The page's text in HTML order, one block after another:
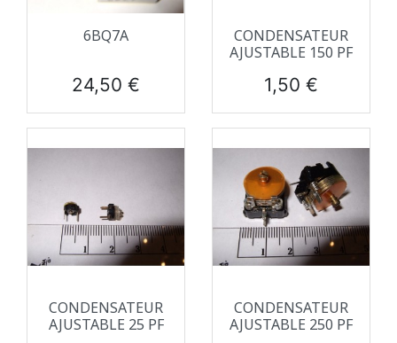
6BQ7A
Prix
24,50 €
CONDENSATEUR
AJUSTABLE 150 PF
Prix
1,50 €
CONDENSATEUR
AJUSTABLE 25 PF
CONDENSATEUR
AJUSTABLE 250 PF